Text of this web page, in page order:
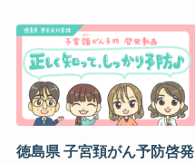
徳島県 子宮頚がん予防啓発